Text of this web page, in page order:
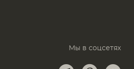
Мы в соцсетях